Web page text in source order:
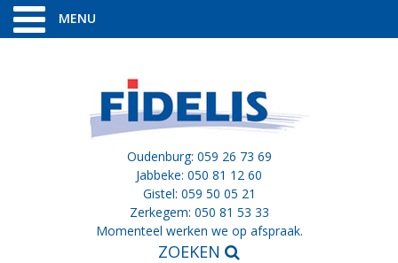
MENU
Oudenburg: 059 26 73 69
Jabbeke: 050 81 12 60
Gistel: 059 50 05 21
Zerkegem: 050 81 53 33
Momenteel werken we op afspraak.
ZOEKEN